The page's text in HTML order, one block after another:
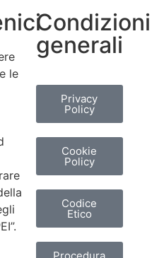
le
Condizioni
generali
Privacy
Policy
Cookie
Policy
Codice
Etico